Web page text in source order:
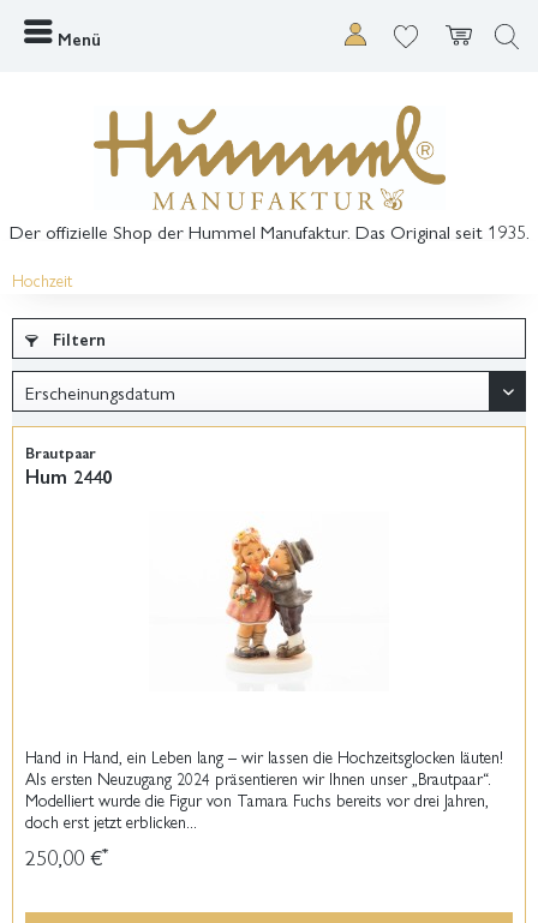
Menü
Der offizielle Shop der Hummel Manufaktur. Das Original seit 1935.
Hochzeit
Filtern
Brautpaar
Hum 2440
Hand in Hand, ein Leben lang – wir lassen die Hochzeitsglocken läuten!
Als ersten Neuzugang 2024 präsentieren wir Ihnen unser „Brautpaar“.
Modelliert wurde die Figur von Tamara Fuchs bereits vor drei Jahren,
doch erst jetzt erblicken...
250,00 €*